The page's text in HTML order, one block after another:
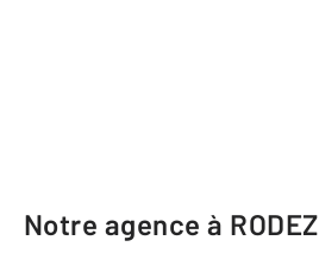
Notre agence à RODEZ